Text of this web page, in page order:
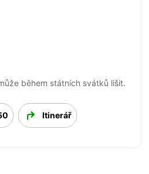
během státních svátků lišit.
Itinerář